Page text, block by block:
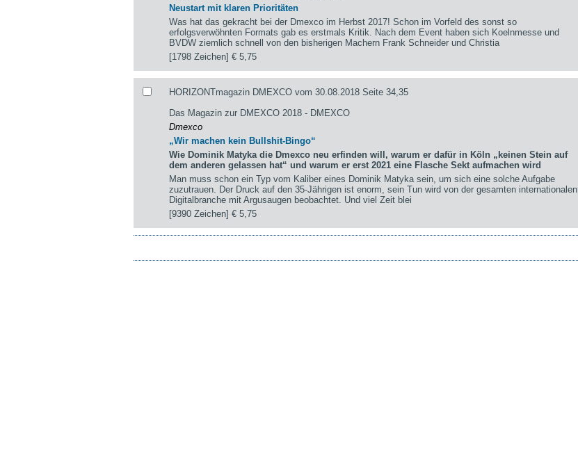
Neustart mit klaren Prioritäten
Was hat das gekracht bei der Dmexco im Herbst 2017! Schon im Vorfeld des sonst so
erfolgsverwöhnten Formats gab es erstmals Kritik. Nach dem Event haben sich Koelnmesse und
BVDW ziemlich schnell von den bisherigen Machern Frank Schneider und Christia
[1798 Zeichen]€ 5,75
HORIZONTmagazin DMEXCO vom 30.08.2018 Seite 34,35
Das Magazin zur DMEXCO 2018 - DMEXCO
Dmexco
„Wir machen kein Bullshit-Bingo“
Wie Dominik Matyka die Dmexco neu erfinden will, warum er dafür in Köln „keinen Stein auf
dem anderen gelassen hat“ und warum er erst 2021 eine Flasche Sekt aufmachen wird
Man muss schon ein Typ vom Kaliber eines Dominik Matyka sein, um sich eine solche Aufgabe
zuzutrauen. Der Druck auf den 35-Jährigen ist enorm, sein Tun wird von der gesamten internationalen
Digitalbranche mit Argusaugen beobachtet. Und viel Zeit blei
[9390 Zeichen]€ 5,75